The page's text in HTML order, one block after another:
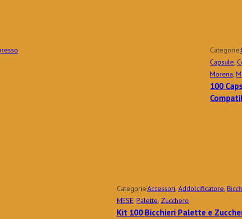
Categorie:
Capsule,
Morena,
100
Categorie:Accessori, Addolcificatore,
MESE, Palette, Zucchero
Kit 100 Bicchieri Palette e